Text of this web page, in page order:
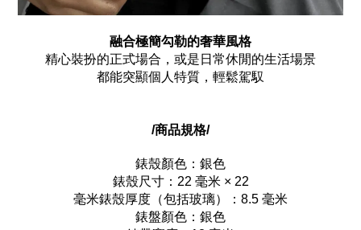
融合極簡勾勒的奢華風格
精心裝扮的正式場合，或是日常休閒的生活場景
都能突顯個人特質，輕鬆駕馭
/商品規格/
錶殼顏色：銀色
錶殼尺寸：22 毫米 × 22
毫米錶殼厚度（包括玻璃）：8.5 毫米
錶盤顏色：銀色